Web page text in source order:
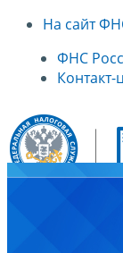
На сайт
ФНС